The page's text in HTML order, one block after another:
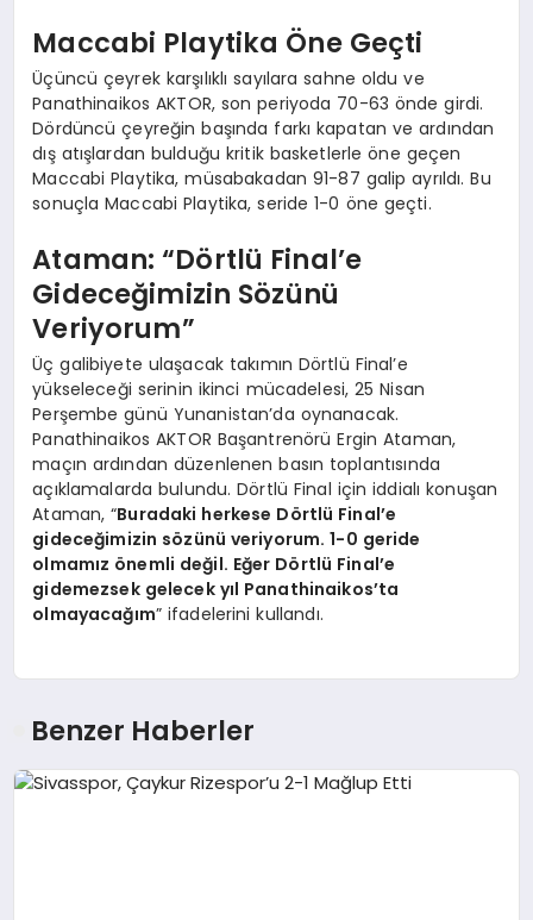
Maccabi Playtika Öne Geçti
Üçüncü çeyrek karşılıklı sayılara sahne oldu ve
Panathinaikos AKTOR, son periyoda 70-63 önde girdi.
Dördüncü çeyreğin başında farkı kapatan ve ardından
dış atışlardan bulduğu kritik basketlerle öne geçen
Maccabi Playtika, müsabakadan 91-87 galip ayrıldı. Bu
sonuçla Maccabi Playtika, seride 1-0 öne geçti.
Ataman: “Dörtlü Final’e
Gideceğimizin Sözünü
Veriyorum”
Üç galibiyete ulaşacak takımın Dörtlü Final’e
yükseleceği serinin ikinci mücadelesi, 25 Nisan
Perşembe günü Yunanistan’da oynanacak.
Panathinaikos AKTOR Başantrenörü Ergin Ataman,
maçın ardından düzenlenen basın toplantısında
açıklamalarda bulundu. Dörtlü Final için iddialı konuşan
Ataman, “Buradaki herkese Dörtlü Final’e
gideceğimizin sözünü veriyorum. 1-0 geride
olmamız önemli değil. Eğer Dörtlü Final’e
gidemezsek gelecek yıl Panathinaikos’ta
olmayacağım” ifadelerini kullandı.
Benzer Haberler